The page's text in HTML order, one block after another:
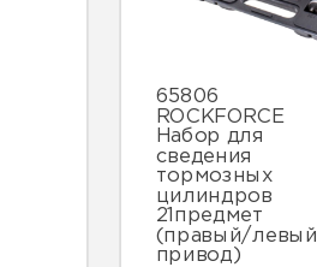
65806
ROCKFORCE
Набор для
сведения
тормозных
цилиндров
21предмет
(правый/левый
привод)